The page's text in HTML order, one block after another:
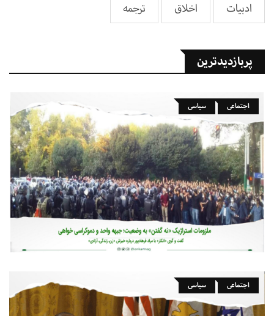
ادبیات
اخلاق ترجمه
پربازدیدترین
اجتماعی سیاسی
اجتماعی سیاسی